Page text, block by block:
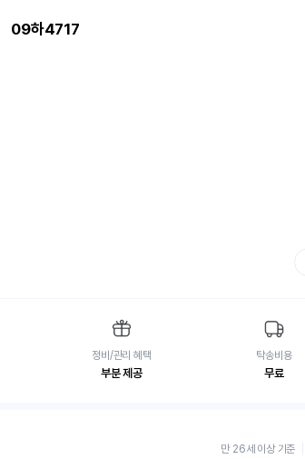
09하4717
정비/관리 혜택
부분 제공
탁송비용
무료
만 26세 이상 기준